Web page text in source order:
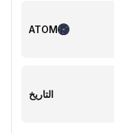
ATOM
التاريخ